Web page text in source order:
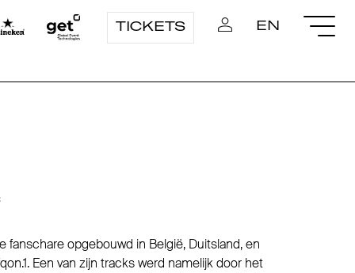
TICKETS EN
fanschare opgebouwd in België, Duitsland, en
Een van zijn tracks werd namelijk door het